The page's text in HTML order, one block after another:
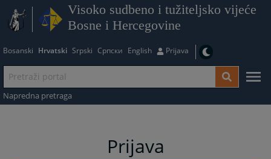
Visoko sudbeno i tužiteljsko vijeće
Bosne i Hercegovine
Bosanski Hrvatski Srpski Српски English Prijava
Napredna pretraga
Prijava